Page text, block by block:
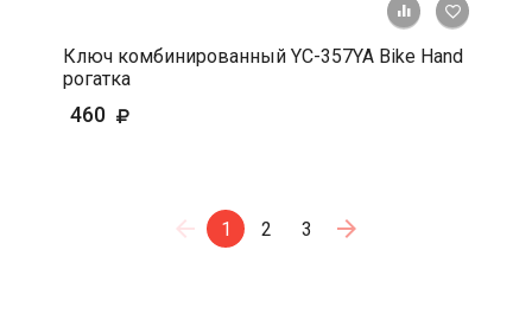
+ К
Ключ комбинированный YC-357YA Bike Hand
рогатка
460
1 2 3